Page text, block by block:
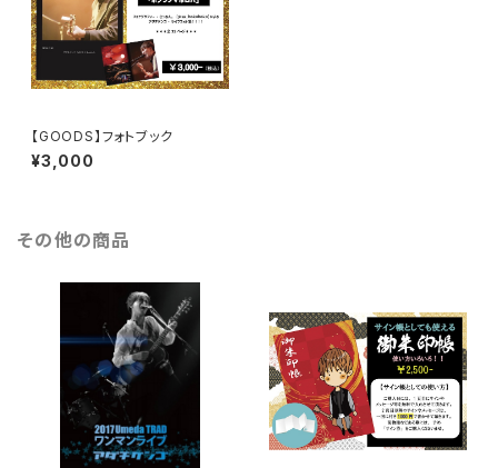
【GOODS】フォトブック
¥3,000
その他の商品